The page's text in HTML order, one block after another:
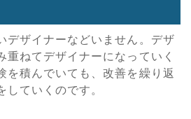
デザイナーなどいません。デザ
重ねてデザイナーになっていく
を積んでいても、改善を繰り返
していくのです。